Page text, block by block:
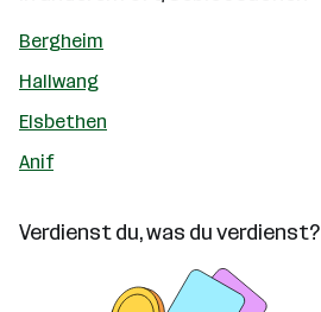
Bergheim
Hallwang
Elsbethen
Anif
Verdienst du, was du verdienst?